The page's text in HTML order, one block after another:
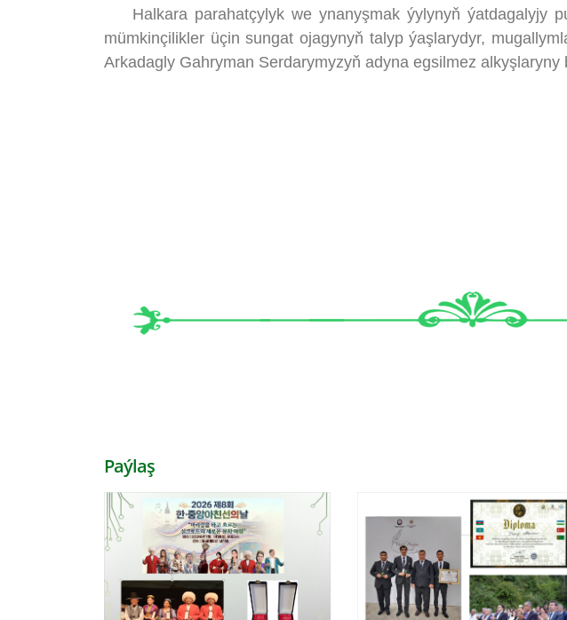
Halkara parahatçylyk we ynanyşmak ýylynyň ýatdagalyjy
mümkinçilikler üçin sungat ojagynyň talyp ýaşlarydyr,
Arkadagly Gahryman Serdarymyzyň adyna egsilmez alkyşlaryny
Paýlaş